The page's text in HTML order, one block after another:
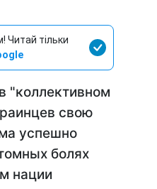
Читай тільки
"коллективном
свою
успешно
болях
нации